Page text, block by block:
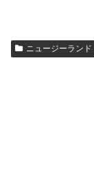
ニュージーランド